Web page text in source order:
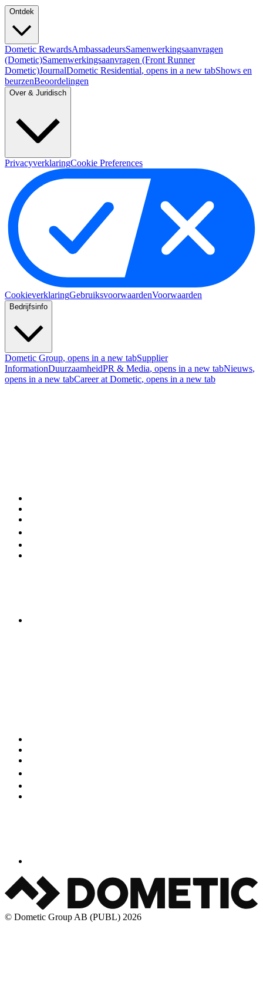
Ontdek
Dometic RewardsAmbassadeursSamenwerkingsaanvragen
(Dometic)Samenwerkingsaanvragen (Front Runner
Dometic)JournalDometic Residential, opens in a new tabShows en
beurzenBeoordelingen
Over & Juridisch
PrivacyverklaringCookie Preferences
CookieverklaringGebruiksvoorwaardenVoorwaarden
Bedrijfsinfo
Dometic Group, opens in a new tabSupplier
InformationDuurzaamheidPR & Media, opens in a new tabNieuws,
opens in a new tabCareer at Dometic, opens in a new tab
© Dometic Group AB (PUBL) 2026